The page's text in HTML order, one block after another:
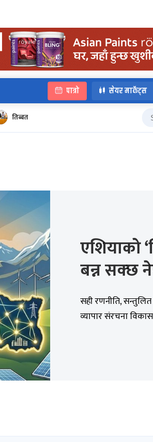
पात्रो सेयर मार्केट्स
तिब्बत
एशियाको
बन्न सक्छ
सही रणनीति, सन्तुलित
व्यापार संरचना